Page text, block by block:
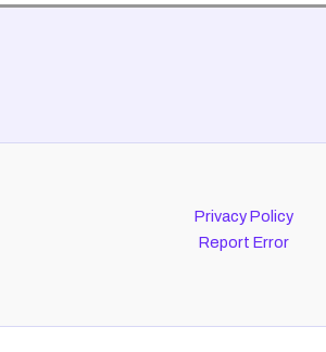
Privacy Policy
Report Error